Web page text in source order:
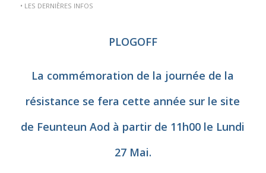
• LES DERNIÈRES INFOS
PLOGOFF
La commémoration de la journée de la
résistance se fera cette année sur le site
de Feunteun Aod à partir de 11h00 le Lundi
27 Mai.